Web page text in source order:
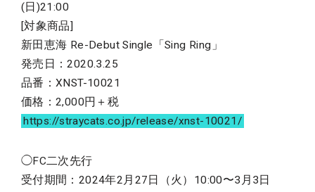
(日)21:00
[対象商品]
新田恵海 Re-Debut Single「Sing Ring」
発売日：2020.3.25
品番：XNST-10021
価格：2,000円＋税
https://straycats.co.jp/release/xnst-10021/
◯FC二次先行
受付期間：2024年2月27日（火）10:00〜3月3日